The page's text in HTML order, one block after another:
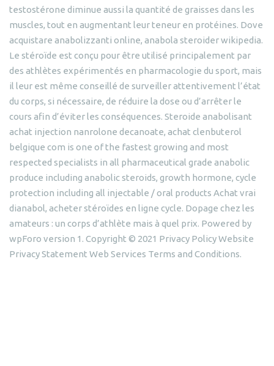
testostérone diminue aussi la quantité de graisses dans les
muscles, tout en augmentant leur teneur en protéines. Dove
acquistare anabolizzanti online, anabola steroider wikipedia.
Le stéroïde est conçu pour être utilisé principalement par
des athlètes expérimentés en pharmacologie du sport, mais
il leur est même conseillé de surveiller attentivement l’état
du corps, si nécessaire, de réduire la dose ou d’arrêter le
cours afin d’éviter les conséquences. Steroide anabolisant
achat injection nanrolone decanoate, achat clenbuterol
belgique com is one of the fastest growing and most
respected specialists in all pharmaceutical grade anabolic
produce including anabolic steroids, growth hormone, cycle
protection including all injectable / oral products Achat vrai
dianabol, acheter stéroïdes en ligne cycle. Dopage chez les
amateurs : un corps d’athlète mais à quel prix. Powered by
wpForo version 1. Copyright © 2021 Privacy Policy Website
Privacy Statement Web Services Terms and Conditions.